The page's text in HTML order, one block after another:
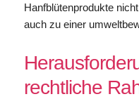
Hanfblütenprodukte
auch zu einer
rechtliche